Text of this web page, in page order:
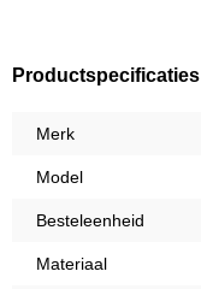
Productspecificaties
Merk
Model
Besteleenheid
Materiaal